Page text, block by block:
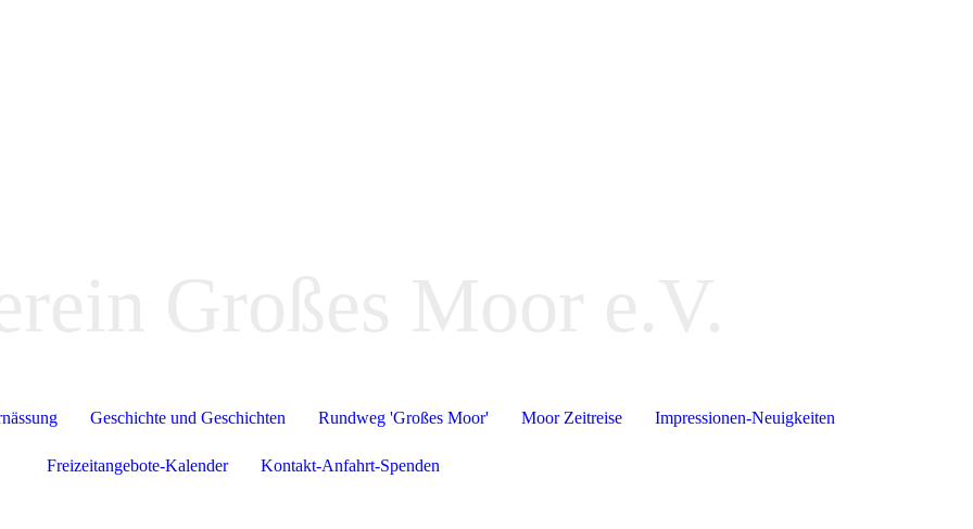
Geschichte und Geschichten Rundweg 'Großes Moor' Moor Zeitreise Impressionen-Neuigkeiten
Freizeitangebote-Kalender Kontakt-Anfahrt-Spenden